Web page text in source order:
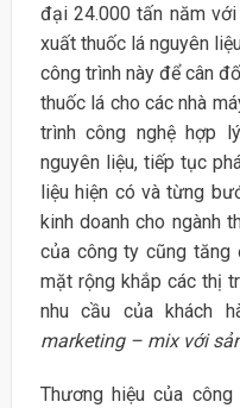
đại 24.000 tấn năm
xuất thuốc lá nguyên
công trình này để cân
thuốc lá cho các nhà
trình công nghệ hợp
nguyên liệu, tiếp tục
liệu hiện có và từng
kinh doanh cho ngành
của công ty cũng tăng
mặt rộng khắp các thị
nhu cầu của khách
marketing – mix với
Thương hiệu của